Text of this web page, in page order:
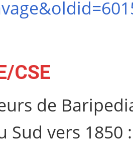
CSE
de
Sud vers